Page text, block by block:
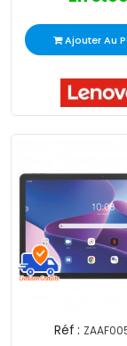
Ajouter Au
Réf :